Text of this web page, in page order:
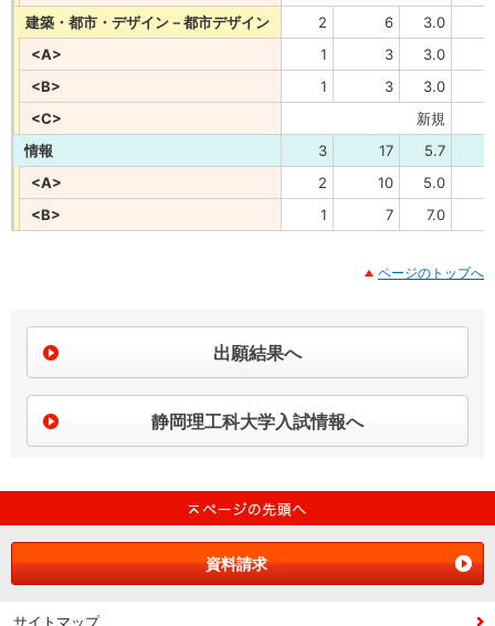
建築・都市・デザイン－都市デザイン
2 6 3.0
<A>
1 3 3.0
<B>
1 3 3.0
<C>
新規
情報
3 17 5.7
<A>
2 10 5.0
<B>
1 7 7.0
ページのトップへ
出願結果へ
静岡理工科大学入試情報へ
資料請求
サイトマップ